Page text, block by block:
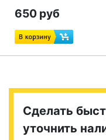
650 руб
Сделать
уточнить